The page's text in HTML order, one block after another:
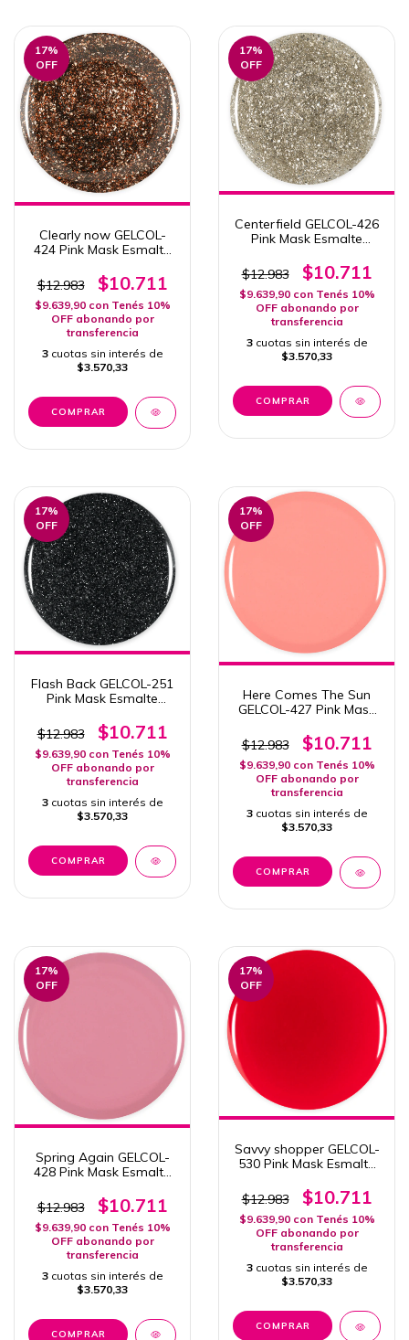
17%
OFF
Clearly now GELCOL-
424 Pink Mask Esmalte
Turn The Radio On 15ml
$12.983 $10.711
$9.639,90 con Tenés 10%
OFF abonando por
transferencia
3 cuotas sin interés de
$3.570,33
17%
OFF
Centerfield GELCOL-426
Pink Mask Esmalte
Turn The Radio On 15ml
$12.983 $10.711
$9.639,90 con Tenés 10%
OFF abonando por
transferencia
3 cuotas sin interés de
$3.570,33
17%
OFF
Flash Back GELCOL-251
Pink Mask Esmalte
Coleccion Disco
$12.983 $10.711
$9.639,90 con Tenés 10%
OFF abonando por
transferencia
3 cuotas sin interés de
$3.570,33
17%
OFF
Here Comes The Sun
GELCOL-427 Pink Mask
Semipermanente Col.
Turn The Radio On 15ml
$12.983 $10.711
$9.639,90 con Tenés 10%
OFF abonando por
transferencia
3 cuotas sin interés de
$3.570,33
17%
OFF
Spring Again GELCOL-
428 Pink Mask Esmalte
Turn The Radio On 15ml
$12.983 $10.711
$9.639,90 con Tenés 10%
OFF abonando por
transferencia
3 cuotas sin interés de
$3.570,33
17%
OFF
Savvy shopper GELCOL-
530 Pink Mask Esmalte
Discount Diva 15ml
$12.983 $10.711
$9.639,90 con Tenés 10%
OFF abonando por
transferencia
3 cuotas sin interés de
$3.570,33